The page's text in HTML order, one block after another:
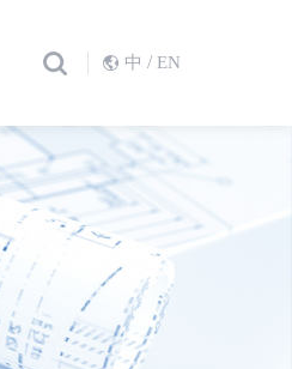
中 / EN